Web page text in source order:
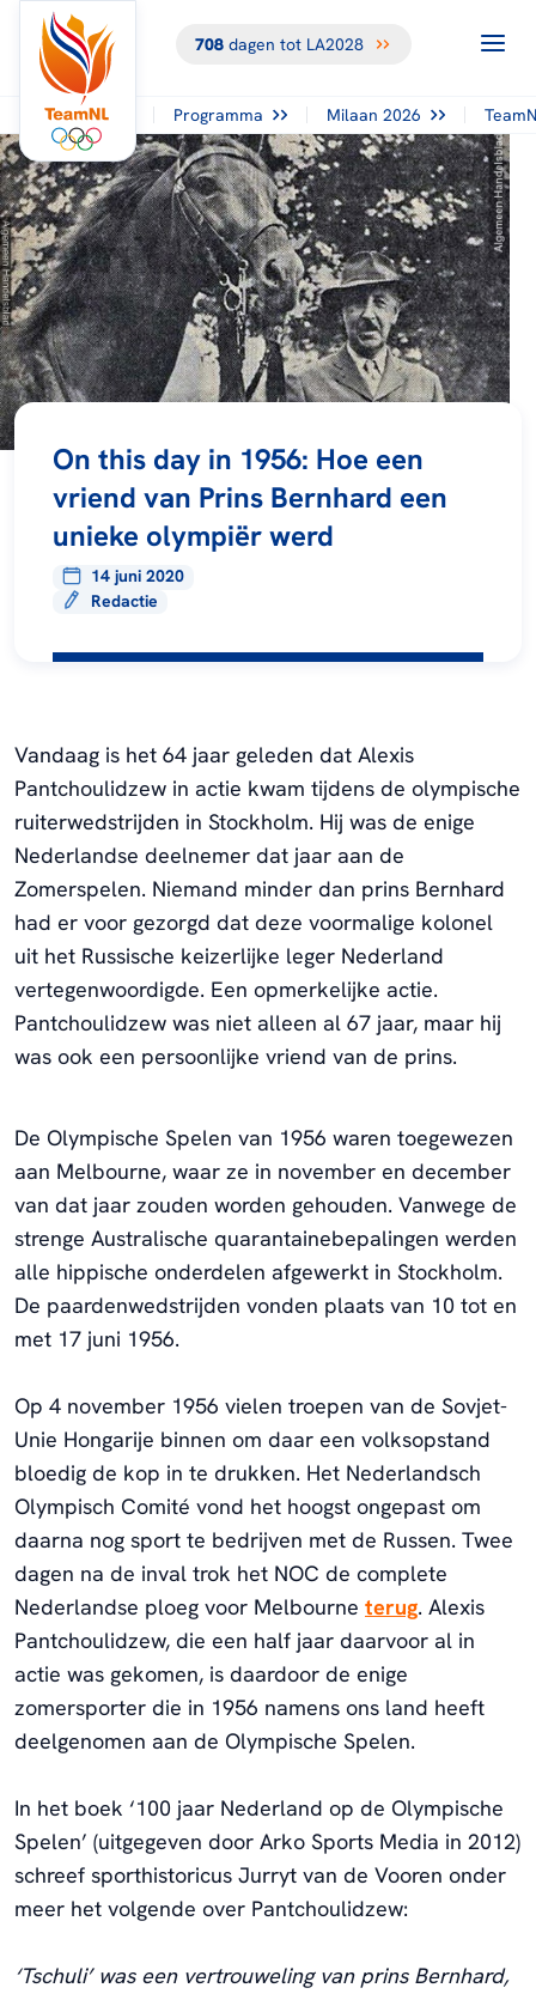
708dagen tot LA2028
Programma Milaan 2026
On this day in 1956: Hoe een
vriend van Prins Bernhard een
unieke olympiër werd
14 juni 2020
Redactie
Vandaag is het 64 jaar geleden dat Alexis
Pantchoulidzew in actie kwam tijdens de olympische
ruiterwedstrijden in Stockholm. Hij was de enige
Nederlandse deelnemer dat jaar aan de
Zomerspelen. Niemand minder dan prins Bernhard
had er voor gezorgd dat deze voormalige kolonel
uit het Russische keizerlijke leger Nederland
vertegenwoordigde. Een opmerkelijke actie.
Pantchoulidzew was niet alleen al 67 jaar, maar hij
was ook een persoonlijke vriend van de prins.
De Olympische Spelen van 1956 waren toegewezen
aan Melbourne, waar ze in november en december
van dat jaar zouden worden gehouden. Vanwege de
strenge Australische quarantainebepalingen werden
alle hippische onderdelen afgewerkt in Stockholm.
De paardenwedstrijden vonden plaats van 10 tot en
met 17 juni 1956.
Op 4 november 1956 vielen troepen van de Sovjet-
Unie Hongarije binnen om daar een volksopstand
bloedig de kop in te drukken. Het Nederlandsch
Olympisch Comité vond het hoogst ongepast om
daarna nog sport te bedrijven met de Russen. Twee
dagen na de inval trok het NOC de complete
Nederlandse ploeg voor Melbourne terug. Alexis
Pantchoulidzew, die een half jaar daarvoor al in
actie was gekomen, is daardoor de enige
zomersporter die in 1956 namens ons land heeft
deelgenomen aan de Olympische Spelen.
In het boek ‘100 jaar Nederland op de Olympische
Spelen’ (uitgegeven door Arko Sports Media in 2012)
schreef sporthistoricus Jurryt van de Vooren onder
meer het volgende over Pantchoulidzew:
‘Tschuli’ was een vertrouweling van prins Bernhard,